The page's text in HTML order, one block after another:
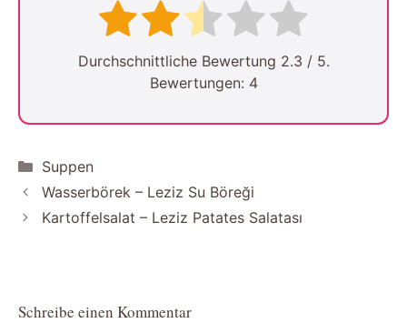
Durchschnittliche Bewertung 2.3 / 5.
Bewertungen: 4
Kategorien
Suppen
Wasserbörek – Leziz Su Böreği
Kartoffelsalat – Leziz Patates Salatası
Schreibe einen Kommentar